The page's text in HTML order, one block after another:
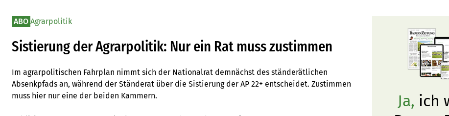
ABO Agrarpolitik
Sistierung der Agrarpolitik: Nur ein Rat muss zustimmen
Im agrarpolitischen Fahrplan nimmt sich der Nationalrat demnächst des ständerätlichen
Absenkpfads an, während der Ständerat über die Sistierung der AP 22+ entscheidet. Zustimmen
muss hier nur eine der beiden Kammern.
Ja, ich